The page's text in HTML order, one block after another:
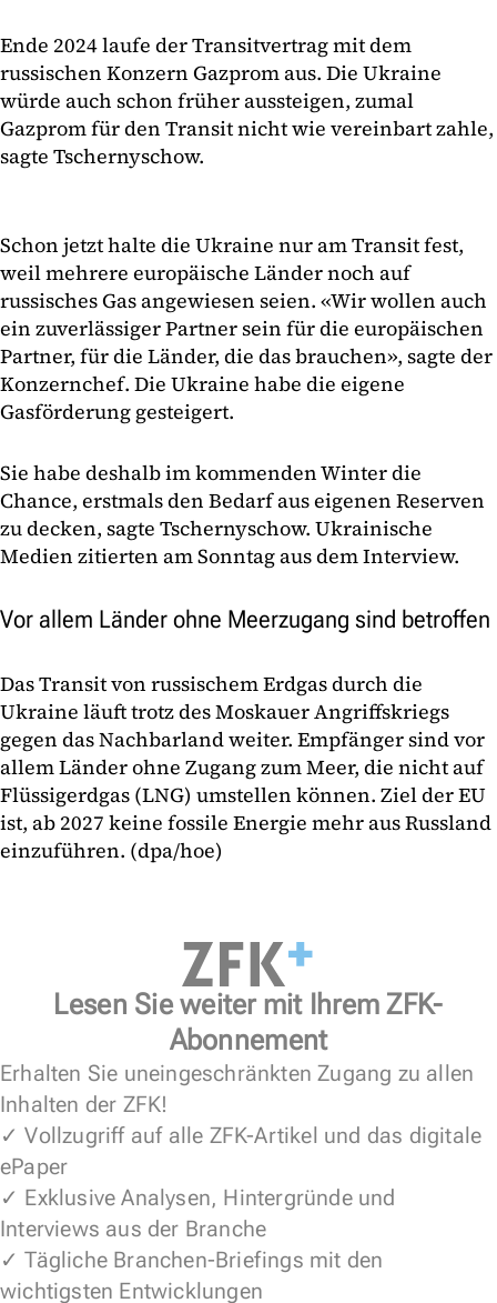
Ende 2024 laufe der Transitvertrag mit dem
russischen Konzern Gazprom aus. Die Ukraine
würde auch schon früher aussteigen, zumal
Gazprom für den Transit nicht wie vereinbart zahle,
sagte Tschernyschow.
Schon jetzt halte die Ukraine nur am Transit fest,
weil mehrere europäische Länder noch auf
russisches Gas angewiesen seien. «Wir wollen auch
ein zuverlässiger Partner sein für die europäischen
Partner, für die Länder, die das brauchen», sagte der
Konzernchef. Die Ukraine habe die eigene
Gasförderung gesteigert.
Sie habe deshalb im kommenden Winter die
Chance, erstmals den Bedarf aus eigenen Reserven
zu decken, sagte Tschernyschow. Ukrainische
Medien zitierten am Sonntag aus dem Interview.
Vor allem Länder ohne Meerzugang sind betroffen
Das Transit von russischem Erdgas durch die
Ukraine läuft trotz des Moskauer Angriffskriegs
gegen das Nachbarland weiter. Empfänger sind vor
allem Länder ohne Zugang zum Meer, die nicht auf
Flüssigerdgas (LNG) umstellen können. Ziel der EU
ist, ab 2027 keine fossile Energie mehr aus Russland
einzuführen. (dpa/hoe)
Lesen Sie weiter mit Ihrem ZFK-
Abonnement
Erhalten Sie uneingeschränkten Zugang zu allen
Inhalten der ZFK!
✓ Vollzugriff auf alle ZFK-Artikel und das digitale
ePaper
✓ Exklusive Analysen, Hintergründe und
Interviews aus der Branche
✓ Tägliche Branchen-Briefings mit den
wichtigsten Entwicklungen